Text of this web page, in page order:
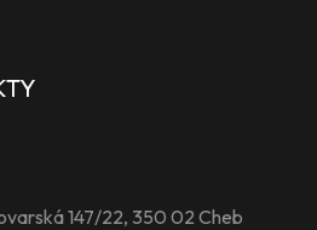
147/22, 350 02 Cheb